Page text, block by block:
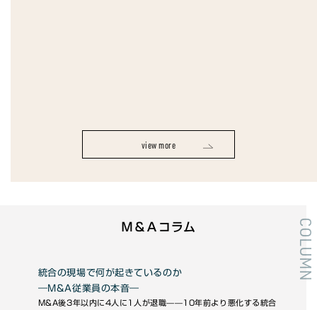
view more
COLUMN
Ｍ＆Ａコラム
統合の現場で何が起きているのか
―M&A従業員の本音―
M&A後3年以内に4人に1人が退職——10年前より悪化する統合